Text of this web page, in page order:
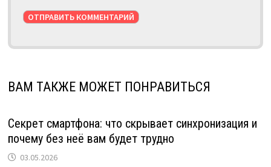
ВАМ ТАКЖЕ МОЖЕТ ПОНРАВИТЬСЯ
Секрет смартфона: что скрывает синхронизация и
почему без неё вам будет трудно
03.05.2026